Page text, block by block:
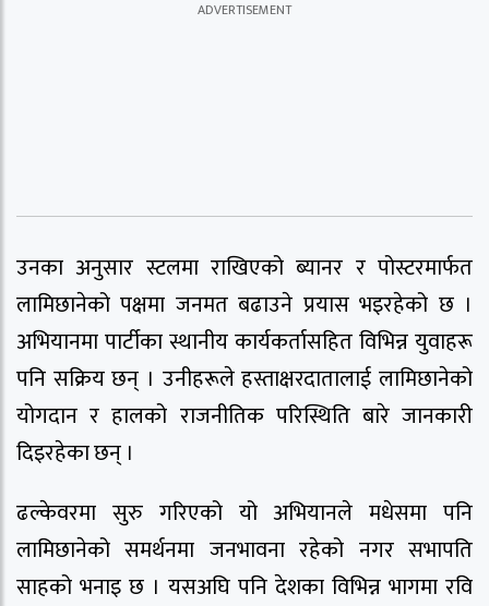
उनका अनुसार स्टलमा राखिएको ब्यानर र पोस्टरमार्फत
लामिछानेको पक्षमा जनमत बढाउने प्रयास भइरहेको छ ।
अभियानमा पार्टीका स्थानीय कार्यकर्तासहित विभिन्न युवाहरू
पनि सक्रिय छन् । उनीहरूले हस्ताक्षरदातालाई लामिछानेको
योगदान र हालको राजनीतिक परिस्थिति बारे जानकारी
दिइरहेका छन् ।
ढल्केवरमा सुरु गरिएको यो अभियानले मधेसमा पनि
लामिछानेको समर्थनमा जनभावना रहेको नगर सभापति
साहको भनाइ छ । यसअघि पनि देशका विभिन्न भागमा रवि